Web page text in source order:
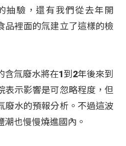
抽驗，還有我們從去年開
品裡面的氚建立了這樣的檢
含氚廢水將在1到2年後來到
表示影響是可忽略程度，但
廢水的預報分析。不過這波
也慢慢燒進國內。